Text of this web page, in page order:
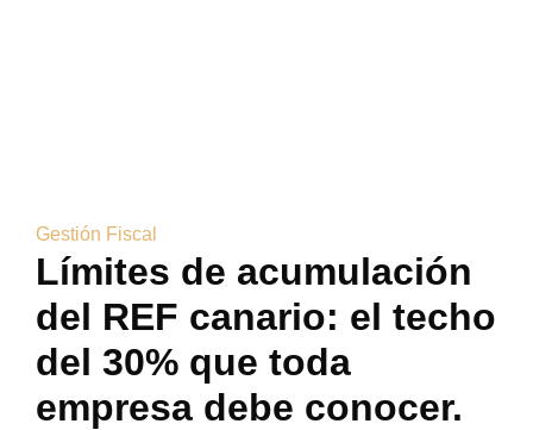
Gestión Fiscal
Límites de acumulación
del REF canario: el techo
del 30% que toda
empresa debe conocer.